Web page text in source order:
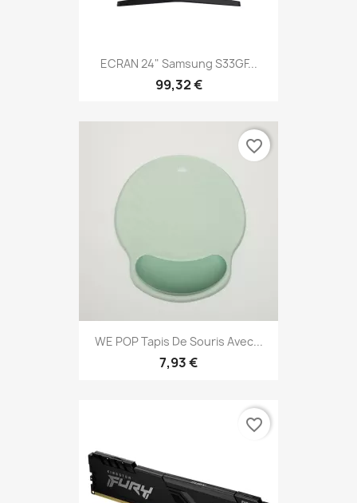
ECRAN 24" Samsung S33GF...
99,32 €
WE POP Tapis De Souris Avec...
7,93 €
favorite_border
favorite_border